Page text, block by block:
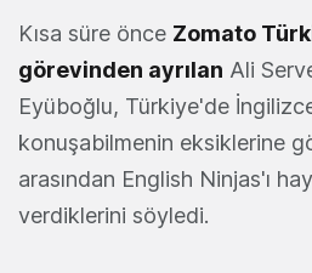
Kısa süre önce Zomato
görevinden ayrılan Ali
Eyüboğlu, Türkiye'de
konuşabilmenin eksiklerine
arasından English Ninjas'ı
verdiklerini söyledi.